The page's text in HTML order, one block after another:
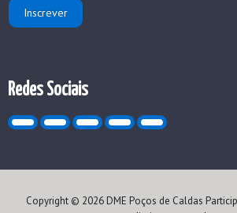
Redes Sociais
Copyright © 2026 DME Poços de Caldas